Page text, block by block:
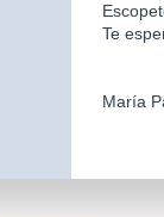
Te
María